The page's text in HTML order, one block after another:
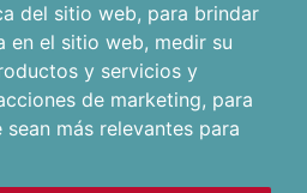
del sitio web, para brindar
en el sitio web, medir su
y servicios y
de marketing, para
más relevantes para